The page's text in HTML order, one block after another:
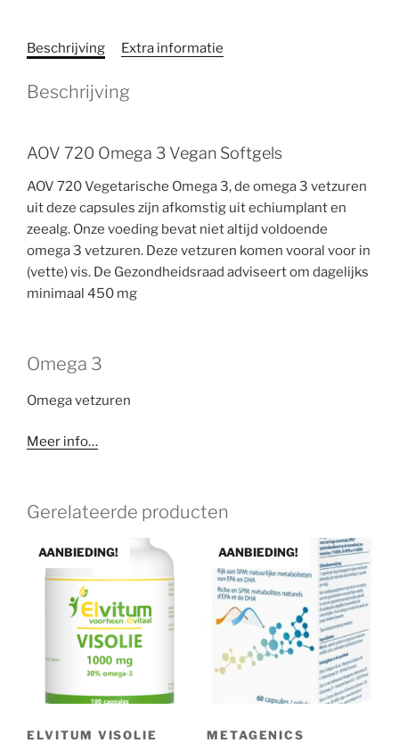
Beschrijving Extra informatie
Beschrijving
AOV 720 Omega 3 Vegan Softgels
AOV 720 Vegetarische Omega 3, de omega 3 vetzuren
uit deze capsules zijn afkomstig uit echiumplant en
zeealg. Onze voeding bevat niet altijd voldoende
omega 3 vetzuren. Deze vetzuren komen vooral voor in
(vette) vis. De Gezondheidsraad adviseert om dagelijks
minimaal 450 mg
Omega 3
Omega vetzuren
Meer info…
Gerelateerde producten
AANBIEDING!
ELVITUM VISOLIE
AANBIEDING!
METAGENICS